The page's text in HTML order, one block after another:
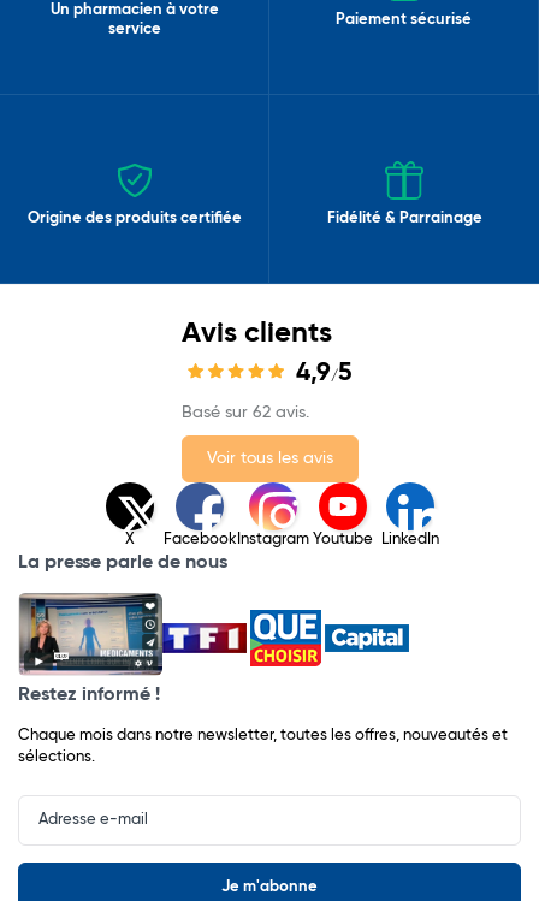
Un pharmacien à votre
service
Paiement sécurisé
Origine des produits certifiée Fidélité & Parrainage
Avis clients
4,9/5
Basé sur 62 avis.
Voir tous les avis
X Facebook Instagram Youtube LinkedIn
La presse parle de nous
Restez informé !
Chaque mois dans notre newsletter, toutes les offres, nouveautés et
sélections.
Input
Newsletter